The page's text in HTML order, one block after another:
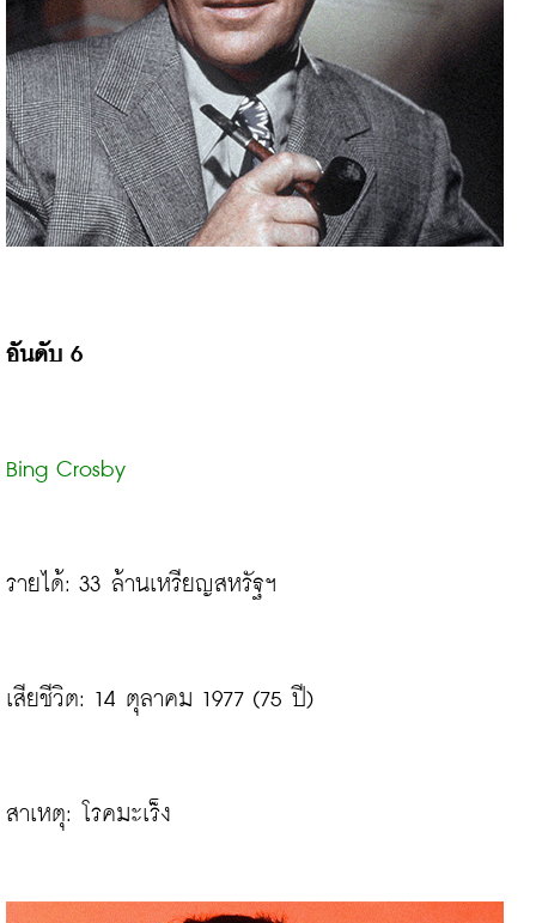
อันดับ 6
Bing Crosby
รายได้: 33 ล้านเหรียญสหรัฐฯ
เสียชีวิต: 14 ตุลาคม 1977 (75 ปี)
สาเหตุ: โรคมะเร็ง